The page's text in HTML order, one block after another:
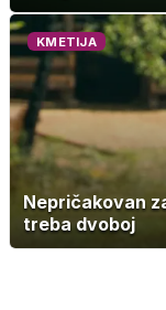
KMETIJA
Nepričakovan
treba dvoboj